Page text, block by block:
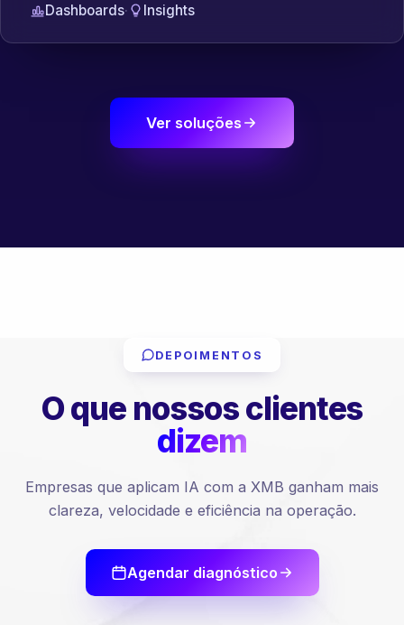
Dashboards· Insights
Ver soluções
DEPOIMENTOS
O que nossosclientes
dizem
Empresas que aplicam IA com a XMB ganham mais
clareza, velocidade e eficiência na operação.
Agendar diagnóstico